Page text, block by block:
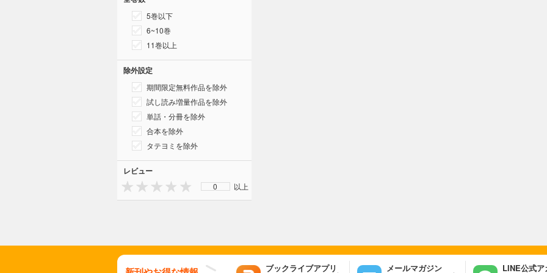
5巻以下
6~10巻
11巻以上
除外設定
期間限定無料作品を除外
試し読み増量作品を除外
単話・分冊を除外
合本を除外
タテヨミを除外
レビュー
0 以上
ブックライブアプリ メールマガジン LINE公式ア